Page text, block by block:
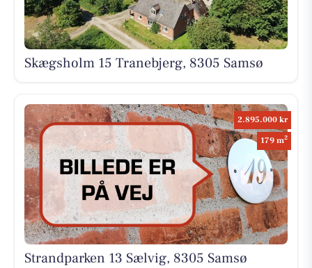
Skægsholm 15 Tranebjerg, 8305 Samsø
2.895.000 kr
179 m2
Strandparken 13 Sælvig, 8305 Samsø